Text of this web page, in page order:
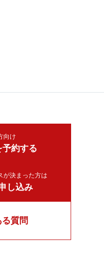
向け
約する
が決まった方は
し込み
質問